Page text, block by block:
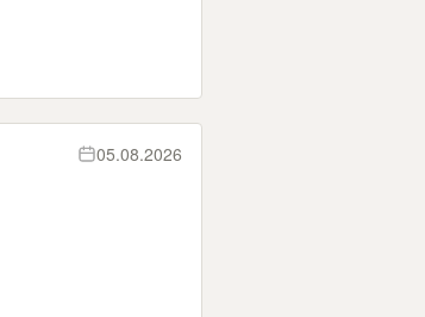
05.08.2026